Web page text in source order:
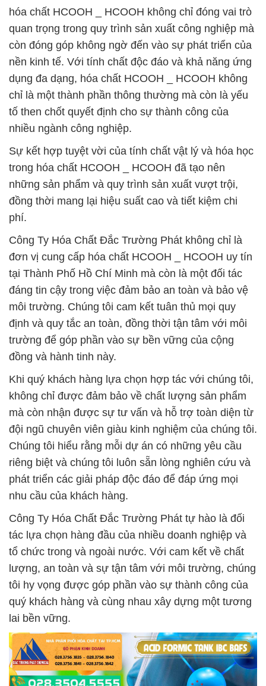
hóa chất HCOOH _ HCOOH không chỉ đóng vai trò
quan trọng trong quy trình sản xuất công nghiệp mà
còn đóng góp không ngờ đến vào sự phát triển của
nền kinh tế. Với tính chất độc đáo và khả năng ứng
dụng đa dạng, hóa chất HCOOH _ HCOOH không
chỉ là một thành phần thông thường mà còn là yếu
tố then chốt quyết định cho sự thành công của
nhiều ngành công nghiệp.
Sự kết hợp tuyệt vời của tính chất vật lý và hóa học
trong hóa chất HCOOH _ HCOOH đã tạo nên
những sản phẩm và quy trình sản xuất vượt trội,
đồng thời mang lại hiệu suất cao và tiết kiệm chi
phí.
Công Ty Hóa Chất Đắc Trường Phát không chỉ là
đơn vị cung cấp hóa chất HCOOH _ HCOOH uy tín
tại Thành Phố Hồ Chí Minh mà còn là một đối tác
đáng tin cậy trong việc đảm bảo an toàn và bảo vệ
môi trường. Chúng tôi cam kết tuân thủ mọi quy
định và quy tắc an toàn, đồng thời tận tâm với môi
trường để góp phần vào sự bền vững của cộng
đồng và hành tinh này.
Khi quý khách hàng lựa chọn hợp tác với chúng tôi,
không chỉ được đảm bảo về chất lượng sản phẩm
mà còn nhận được sự tư vấn và hỗ trợ toàn diện từ
đội ngũ chuyên viên giàu kinh nghiệm của chúng tôi.
Chúng tôi hiểu rằng mỗi dự án có những yêu cầu
riêng biệt và chúng tôi luôn sẵn lòng nghiên cứu và
phát triển các giải pháp độc đáo để đáp ứng mọi
nhu cầu của khách hàng.
Công Ty Hóa Chất Đắc Trường Phát tự hào là đối
tác lựa chọn hàng đầu của nhiều doanh nghiệp và
tổ chức trong và ngoài nước. Với cam kết về chất
lượng, an toàn và sự tận tâm với môi trường, chúng
tôi hy vọng được góp phần vào sự thành công của
quý khách hàng và cùng nhau xây dựng một tương
lai bền vững.